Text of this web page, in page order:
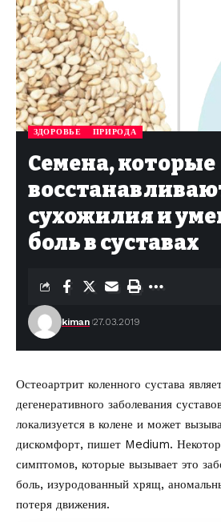
ЗДОРОВЬЕ ПРИРОДА
Семена, которые
сухожилия и
боль в суставах
kiman 27.03.2019
Остеоартрит коленного сустава
дегенеративного заболевания
локализуется в колене и может
дискомфорт, пишет Medium.
симптомов, которые вызывает это
боль, изуродованный хрящ,
потеря движения.